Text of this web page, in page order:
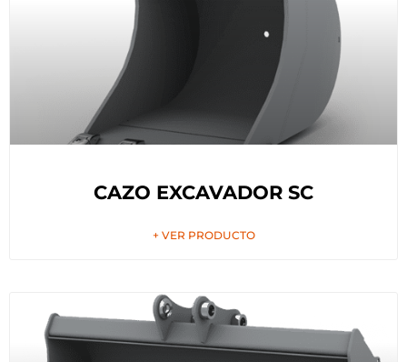
CAZO EXCAVADOR SC
+ VER PRODUCTO